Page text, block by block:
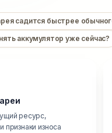
садится быстрее
аккумулятор уже сейчас?
ресурс,
признаки износа